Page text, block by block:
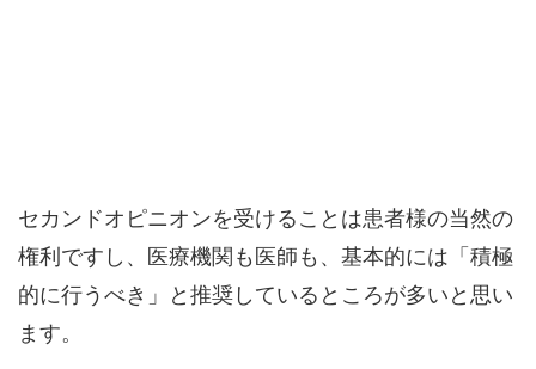
セカンドオピニオンを受けることは患者様の当然の
権利ですし、医療機関も医師も、基本的には「積極
的に行うべき」と推奨しているところが多いと思い
ます。